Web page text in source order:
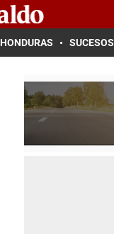
HONDURAS SUCESOS